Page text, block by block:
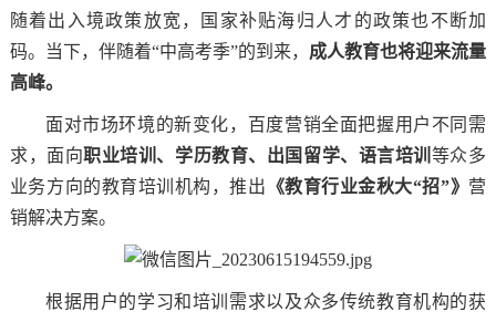
随着出入境政策放宽，国家补贴海归人才的政策也不断加
码。当下，伴随着“中高考季”的到来， 成人教育也将迎来流量
高峰。
面对市场环境的新变化，百度营销全面把握用户不同需
求，面向职业培训、学历教育、出国留学、语言培训 等众多
业务方向的教育培训机构，推出 《教育行业金秋大“招”》 营
销解决方案。
根据用户的学习和培训需求以及众多传统教育机构的获